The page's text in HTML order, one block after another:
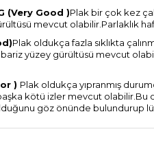
(Very Good )Plak bir çok kez
mevcut olabilir.Parlaklık
Plak oldukça fazla sıklıkta
yüzey gürültüsü mevcut
) Plak oldukça yıpranmış
kötü izler mevcut olabilir.Bu
göz önünde bulundurup